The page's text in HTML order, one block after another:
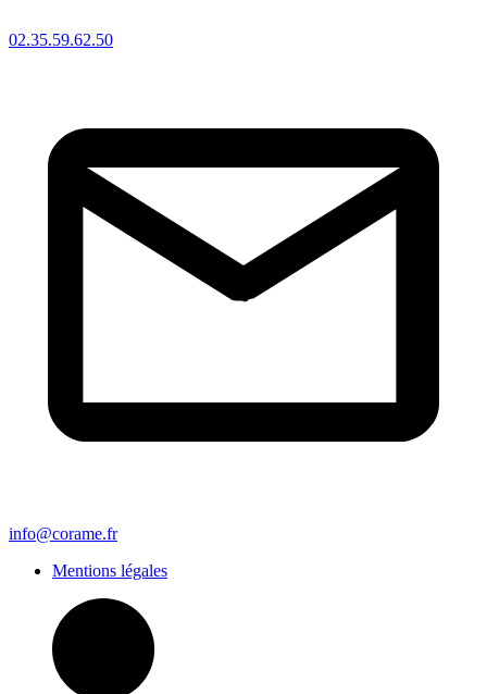
02.35.59.62.50
info@corame.fr
Mentions légales